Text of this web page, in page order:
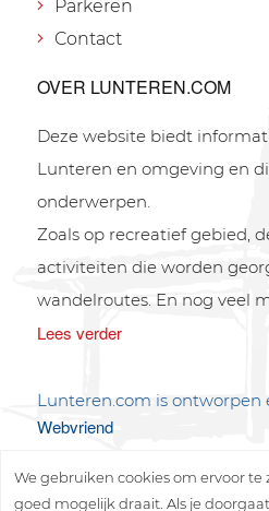
Parkeren
Contact
OVER LUNTEREN.COM
Deze website biedt
Lunteren en omgeving en
onderwerpen.
Zoals op recreatief gebied,
activiteiten die worden
wandelroutes. En nog veel
Lees verder
Lunteren.com is ontworpen
Webvriend
We gebruiken cookies om ervoor
goed mogelijk draait. Als je